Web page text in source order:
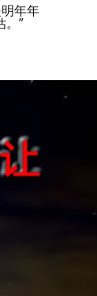
年年
。”